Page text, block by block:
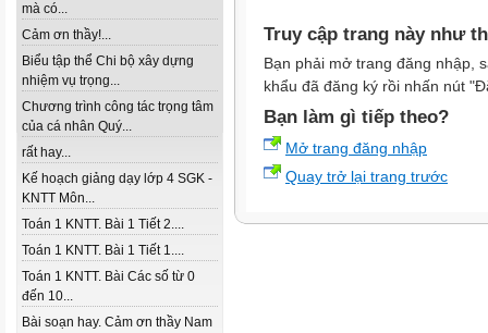
mà có...
Cảm ơn thầy!...
Biểu tập thể Chi bộ xây dựng
nhiệm vụ trọng...
Chương trình công tác trọng tâm
của cá nhân Quý...
rất hay...
Kế hoạch giảng dạy lớp 4 SGK -
KNTT Môn...
Toán 1 KNTT. Bài 1 Tiết 2....
Toán 1 KNTT. Bài 1 Tiết 1....
Toán 1 KNTT. Bài Các số từ 0
đến 10...
Bài soạn hay. Cảm ơn thầy Nam
Truy cập trang này như
Bạn phải mở trang đăng nhập,
khẩu đã đăng ký rồi nhấn nút
Bạn làm gì tiếp theo?
Mở trang đăng nhập
Quay trở lại trang trước